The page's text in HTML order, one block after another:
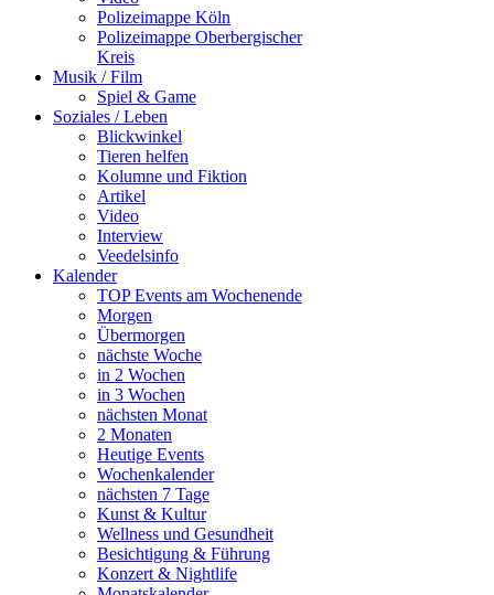
Polizeimappe Köln
Polizeimappe Oberbergischer
Kreis
Musik / Film
Spiel & Game
Soziales / Leben
Blickwinkel
Tieren helfen
Kolumne und Fiktion
Artikel
Video
Interview
Veedelsinfo
Kalender
TOP Events am Wochenende
Morgen
Übermorgen
nächste Woche
in 2 Wochen
in 3 Wochen
nächsten Monat
2 Monaten
Heutige Events
Wochenkalender
nächsten 7 Tage
Kunst & Kultur
Wellness und Gesundheit
Besichtigung & Führung
Konzert & Nightlife